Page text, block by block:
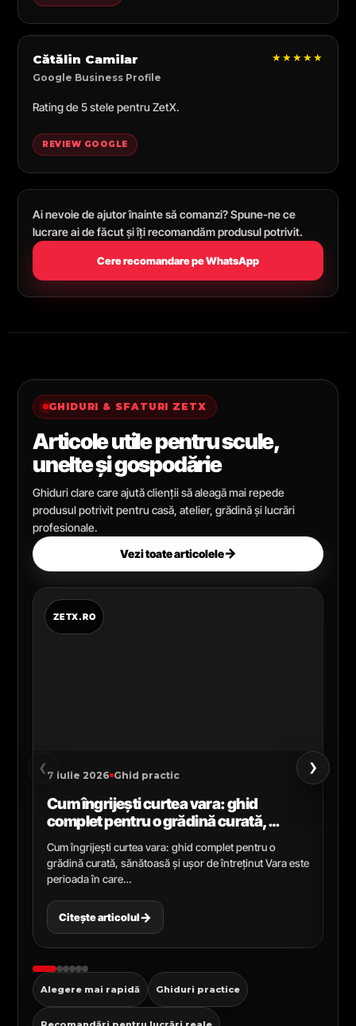
Cătălin Camilar
Google Business Profile
★★★★★
Rating de 5 stele pentru ZetX.
REVIEW GOOGLE
Ai nevoie de ajutor înainte să comanzi? Spune-ne ce
lucrare ai de făcut și îți recomandăm produsul potrivit.
Cere recomandare pe WhatsApp
GHIDURI & SFATURI ZETX
Articole utile pentru scule,
unelte și gospodărie
Ghiduri clare care ajută clienții să aleagă mai repede
produsul potrivit pentru casă, atelier, grădină și lucrări
profesionale.
Vezi toate articolele→
‹ 7 iulie 2026 Ghid practic
Cum îngrijești curtea vara: ghid
complet pentru o grădină curată,
sănătoasă și ușor de întreținut
Cum îngrijești curtea vara: ghid complet pentru o
grădină curată, sănătoasă și ușor de întreținut Vara este
perioada în care…
Citește articolul→
›
Alegere mai rapidă Ghiduri practice